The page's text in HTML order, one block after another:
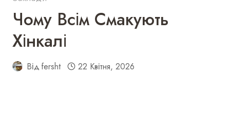
Чому Всім Смакують
Хінкалі
Від fersht 22 Квітня, 2026